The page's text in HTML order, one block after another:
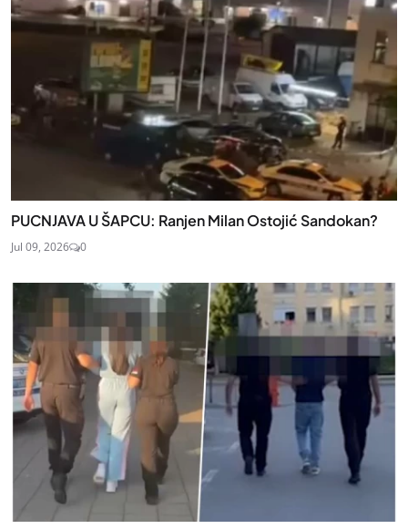
PUCNJAVA U ŠAPCU: Ranjen Milan Ostojić Sandokan?
Jul 09, 2026 0